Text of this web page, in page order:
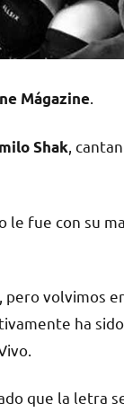
Mágazine
Shak ,
le fue con su
pero volvimos
ha
que la letra